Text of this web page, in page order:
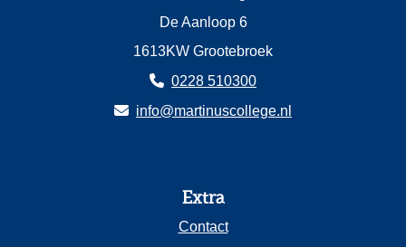
De Aanloop 6
1613KW Grootebroek
0228 510300
info@martinuscollege.nl
Extra
Contact